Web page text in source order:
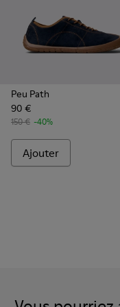
Peu Path
90 €
150 € -40%
Ajouter